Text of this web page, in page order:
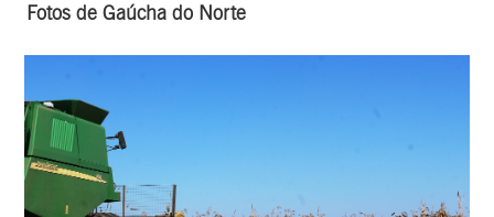
Fotos de Gaúcha do Norte